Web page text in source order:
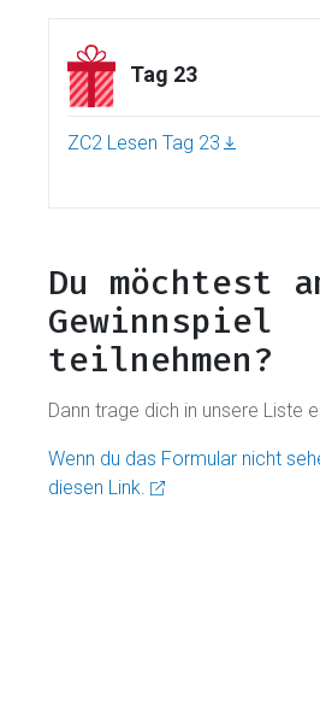
Tag 23
ZC2 Lesen Tag 23
Du möchtest
Gewinnspiel
teilnehmen?
Dann trage dich in unsere Liste
Wenn du das Formular nicht
diesen Link.